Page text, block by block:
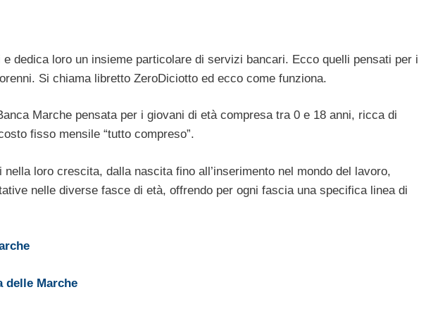
dedica loro un insieme particolare di servizi bancari. Ecco quelli pensati per i
Si chiama libretto ZeroDiciotto ed ecco come funziona.
Marche pensata per i giovani di età compresa tra 0 e 18 anni, ricca di
fisso mensile “tutto compreso”.
nella loro crescita, dalla nascita fino all’inserimento nel mondo del lavoro,
nelle diverse fasce di età, offrendo per ogni fascia una specifica linea di
delle Marche